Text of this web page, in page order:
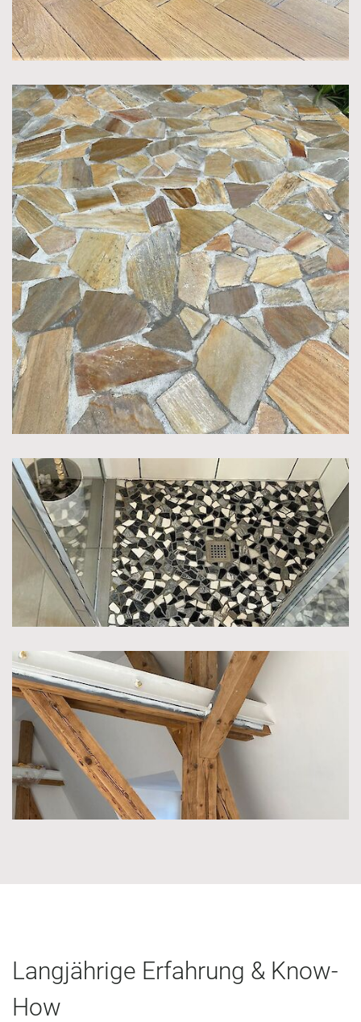
Langjährige Erfahrung & Know-
How